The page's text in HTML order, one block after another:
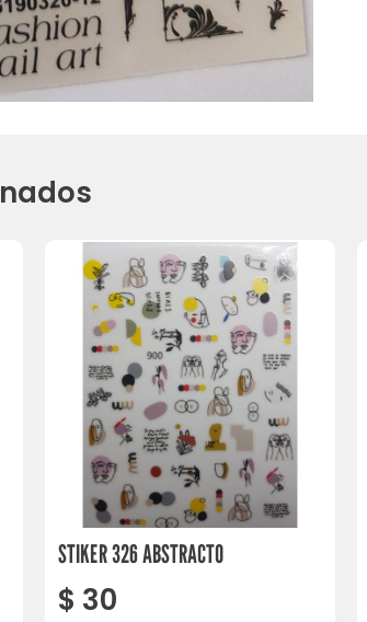
STIKER 326 ABSTRACTO
$ 30